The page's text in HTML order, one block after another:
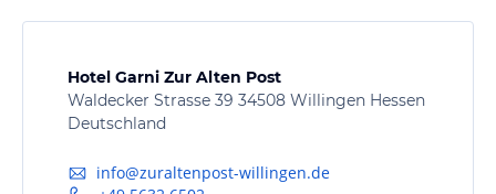
Hotel Garni Zur Alten Post
Waldecker Strasse 39 34508 Willingen Hessen
Deutschland
info@zuraltenpost-willingen.de